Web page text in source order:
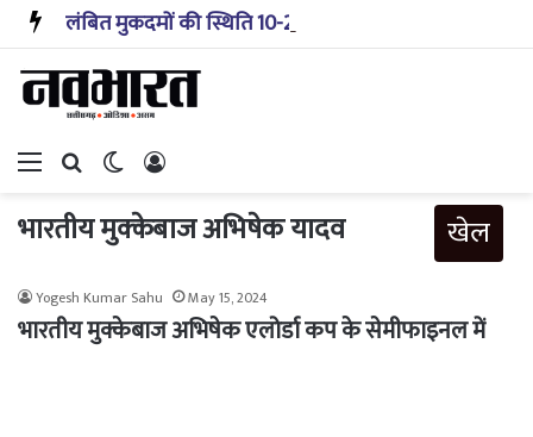
Menu Search forSwitch skin
भारतीय मुक्केबाज अभिषेक यादव खेल
Yogesh Kumar Sahu May 15, 2024
भारतीय मुक्केबाज अभिषेक एलोर्डा कप के सेमीफाइनल में